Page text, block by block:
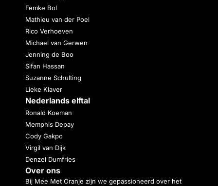
Femke Bol
Mathieu van der Poel
Rico Verhoeven
Michael van Gerwen
Jenning de Boo
Sifan Hassan
Suzanne Schulting
Lieke Klaver
Nederlands elftal
Ronald Koeman
Memphis Depay
Cody Gakpo
Virgil van Dijk
Denzel Dumfries
Over ons
Bij Mee Met Oranje zijn we gepassioneerd over het